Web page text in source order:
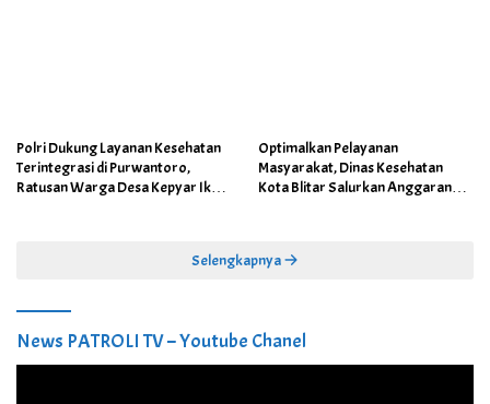
Polri Dukung Layanan Kesehatan
Terintegrasi di Purwantoro,
Ratusan Warga Desa Kepyar Ikuti
Optimalkan Pelayanan
Masyarakat, Dinas Kesehatan
Kota Blitar Salurkan Anggaran
Selengkapnya
News PATROLI TV – Youtube Chanel